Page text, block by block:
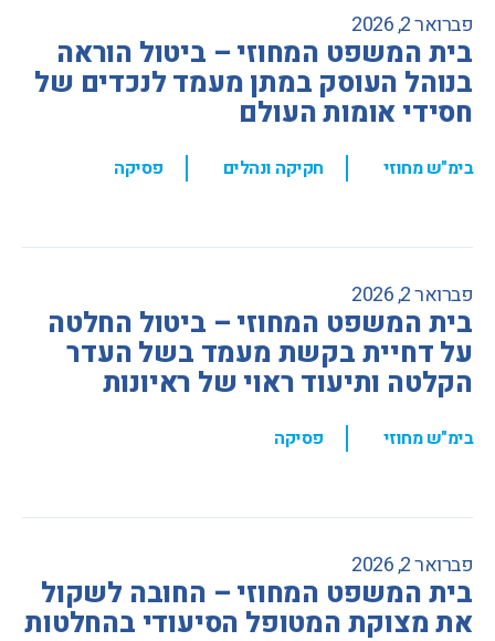
פברואר 2, 2026
בית המשפט המחוזי – ביטול הוראה
בנוהל העוסק במתן מעמד לנכדים של
חסידי אומות העולם
בימ"ש מחוזי , חקיקה ונהלים , פסיקה
פברואר 2, 2026
בית המשפט המחוזי – ביטול החלטה
על דחיית בקשת מעמד בשל העדר
הקלטה ותיעוד ראוי של ראיונות
בימ"ש מחוזי , פסיקה
פברואר 2, 2026
בית המשפט המחוזי – החובה לשקול
את מצוקת המטופל הסיעודי בהחלטות